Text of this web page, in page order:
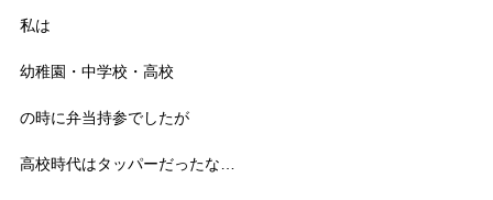
私は
幼稚園・中学校・高校
の時に弁当持参でしたが
高校時代はタッパーだったな…